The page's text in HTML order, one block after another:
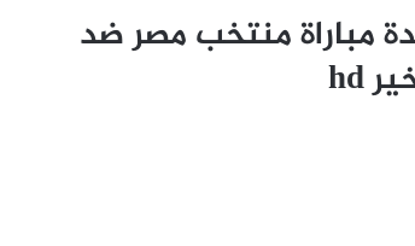
مباراة منتخب مصر ضد
hd